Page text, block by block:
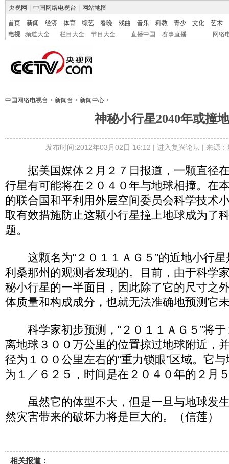
央视网 中国网络电视台 网站地图
首页 新闻 经济 体育 综艺 春晚 戏曲 音乐 科教 青少 文化
艺术
电视
频道大全 栏目大全 节目大全 直播中国 赛事直播 网络
中国网络电视台 > 新闻台 > 新闻中心 >
神秘小行星2040年或撞
发布时间:2012年03月02日 16:12 | 进入复兴论坛| 来源
据美国媒体２月２７日报道，一颗直径
行星有可能将在２０４０年与地球相撞。在
的联合国和平利用外层空间委员会科学技术
取有效措施防止这颗小行星撞上地球成为了
题。
这颗名为“２０１１ＡＧ５”的近地小行星
利桑那州的观测者发现的。目前，由于科学
秘小行星的一半面目，因此除了它的尺寸之
体质量和构成成分，也就无法准确地预测它
科学家初步预测，“２０１１ＡＧ５”将于
离地球３００万公里的位置掠过地球附近，
径为１００公里左右的“重力锁眼”区域。它
为１／６２５，时间是在２０４０年的２月
虽然它的体型不大，但是一旦与地球发
然灾害带来的破坏力将是巨大的。（信莲）
相关报道：